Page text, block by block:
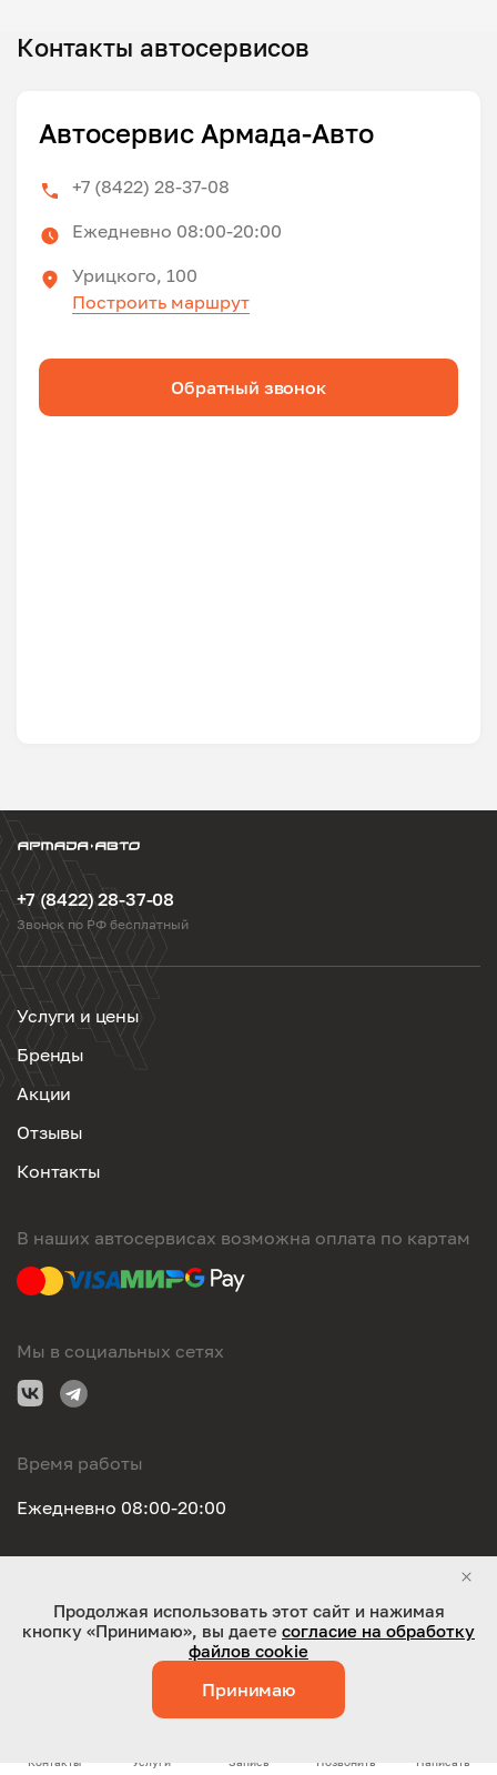
Контакты автосервисов
Автосервис Армада-Авто
+7 (8422) 28-37-08
Ежедневно 08:00-20:00
Урицкого, 100
Построить маршрут
Обратный звонок
Контакты Услуги Запись Позвонить Написать
+7 (8422) 28-37-08
Звонок по РФ бесплатный
Услуги и цены
Бренды
Акции
Отзывы
Контакты
В наших автосервисах возможна оплата по картам
Мы в социальных сетях
Время работы
Ежедневно 08:00-20:00
ООО "Оригинал-сервис". Все права защищены 2026
Работает на технологиях:Jaky
Продолжая использовать этот сайт и нажимая
кнопку «Принимаю», вы даете согласие на обработку
файлов cookie
Принимаю